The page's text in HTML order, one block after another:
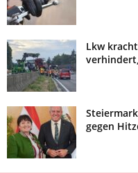
Lkw
gegen